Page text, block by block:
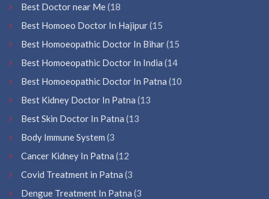
Best Doctor near Me(18
Best Homoeo Doctor In Hajipur(15
Best Homoeopathic Doctor In Bihar(15
Best Homoeopathic Doctor In India (14
Best Homoeopathic Doctor In Patna (10
Best Kidney Doctor In Patna (13
Best Skin Doctor In Patna (13
Body Immune System (3
Cancer Kidney In Patna (12
Covid Treatment in Patna (3
Dengue Treatment In Patna (3